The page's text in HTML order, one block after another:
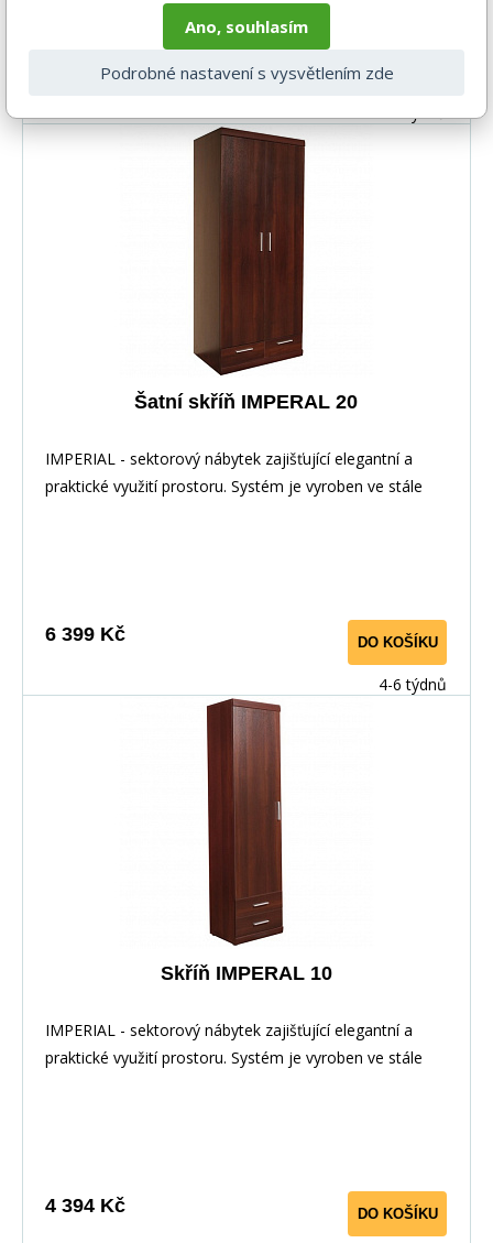
výška: 195 cm : šířka: 50 cm :
hloubka: 60,5 cm
DO KOŠÍKU
4-6 týdnů
Šatní skříň IMPERAL 20
IMPERIAL - sektorový nábytek zajišťující elegantní a
praktické využití prostoru. Systém je vyroben ve stále
hloubka: 60,5 cm
6 399 Kč DO KOŠÍKU
4-6 týdnů
Skříň IMPERAL 10
IMPERIAL - sektorový nábytek zajišťující elegantní a
praktické využití prostoru. Systém je vyroben ve stále
hloubka: 37,5 cm
4 394 Kč DO KOŠÍKU
Ano, souhlasím
Podrobné nastavení s vysvětlením zde